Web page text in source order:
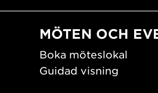
MÖTEN OCH
Boka möteslokal
Guidad visning